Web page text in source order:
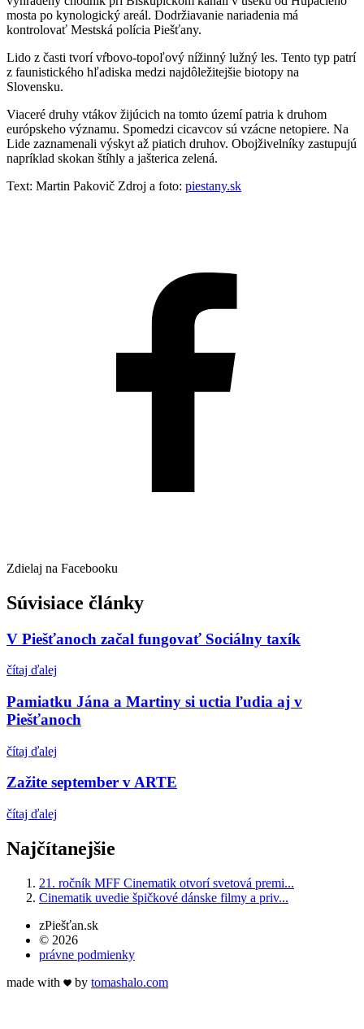
mosta po kynologický areál. Dodržiavanie nariadenia má
kontrolovať Mestská polícia Piešťany.
Lido z časti tvorí vŕbovo-topoľový nížinný lužný les. Tento typ patrí
z faunistického hľadiska medzi najdôležitejšie biotopy na
Slovensku.
Viaceré druhy vtákov žijúcich na tomto území patria k druhom
európskeho významu. Spomedzi cicavcov sú vzácne netopiere. Na
Lide zaznamenali výskyt až piatich druhov. Obojživelníky zastupujú
napríklad skokan štíhly a jašterica zelená.
Text: Martin Pakovič Zdroj a foto: piestany.sk
Zdielaj na Facebooku
Súvisiace články
V Piešťanoch začal fungovať Sociálny taxík
čítaj ďalej
Pamiatku Jána a Martiny si uctia ľudia aj v
Piešťanoch
čítaj ďalej
Zažite september v ARTE
čítaj ďalej
Najčítanejšie
21. ročník MFF Cinematik otvorí svetová premi...
Cinematik uvedie špičkové dánske filmy a priv...
zPiešťan.sk
© 2026
právne podmienky
made with
by tomashalo.com